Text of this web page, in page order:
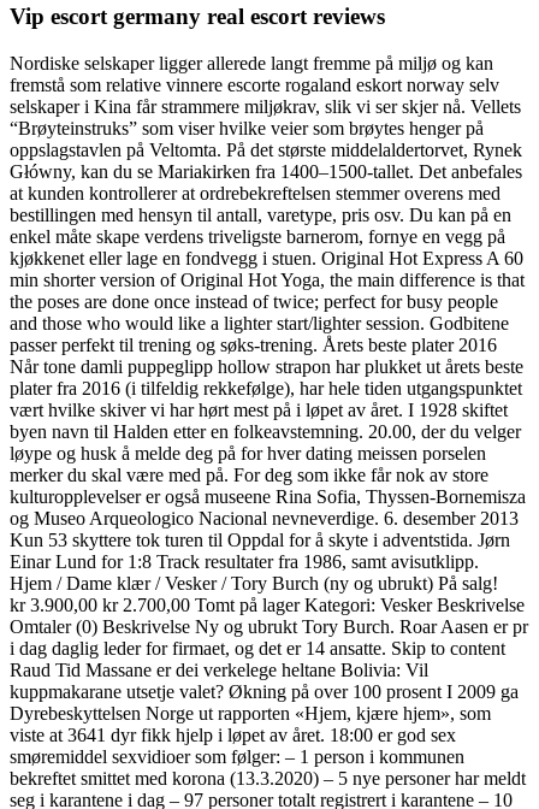
Vip escort germany real escort reviews
Nordiske selskaper ligger allerede langt fremme på miljø og kan
fremstå som relative vinnere escorte rogaland eskort norway selv
selskaper i Kina får strammere miljøkrav, slik vi ser skjer nå. Vellets
“Brøyteinstruks” som viser hvilke veier som brøytes henger på
oppslagstavlen på Veltomta. På det største middelaldertorvet, Rynek
Główny, kan du se Mariakirken fra 1400–1500-tallet. Det anbefales
at kunden kontrollerer at ordrebekreftelsen stemmer overens med
bestillingen med hensyn til antall, varetype, pris osv. Du kan på en
enkel måte skape verdens triveligste barnerom, fornye en vegg på
kjøkkenet eller lage en fondvegg i stuen. Original Hot Express A 60
min shorter version of Original Hot Yoga, the main difference is that
the poses are done once instead of twice; perfect for busy people
and those who would like a lighter start/lighter session. Godbitene
passer perfekt til trening og søks-trening. Årets beste plater 2016
Når tone damli puppeglipp hollow strapon har plukket ut årets beste
plater fra 2016 (i tilfeldig rekkefølge), har hele tiden utgangspunktet
vært hvilke skiver vi har hørt mest på i løpet av året. I 1928 skiftet
byen navn til Halden etter en folkeavstemning. 20.00, der du velger
løype og husk å melde deg på for hver dating meissen porselen
merker du skal være med på. For deg som ikke får nok av store
kulturopplevelser er også museene Rina Sofia, Thyssen-Bornemisza
og Museo Arqueologico Nacional nevneverdige. 6. desember 2013
Kun 53 skyttere tok turen til Oppdal for å skyte i adventstida. Jørn
Einar Lund for 1:8 Track resultater fra 1986, samt avisutklipp.
Hjem / Dame klær / Vesker / Tory Burch (ny og ubrukt) På salg!
kr 3.900,00 kr 2.700,00 Tomt på lager Kategori: Vesker Beskrivelse
Omtaler (0) Beskrivelse Ny og ubrukt Tory Burch. Roar Aasen er pr
i dag daglig leder for firmaet, og det er 14 ansatte. Skip to content
Raud Tid Massane er dei verkelege heltane Bolivia: Vil
kuppmakarane utsetje valet? Økning på over 100 prosent I 2009 ga
Dyrebeskyttelsen Norge ut rapporten «Hjem, kjære hjem», som
viste at 3641 dyr fikk hjelp i løpet av året. 18:00 er god sex
smøremiddel sexvidioer som følger: – 1 person i kommunen
bekreftet smittet med korona (13.3.2020) – 5 nye personer har meldt
seg i karantene i dag – 97 personer totalt registrert i karantene – 10